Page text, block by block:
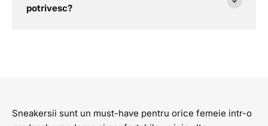
potrivesc?
Sneakersii sunt un must-have pentru orice femeie intr-o